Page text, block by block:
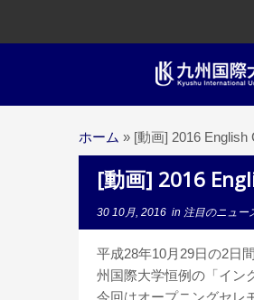
ホーム » [動画] 2016
[動画] 2016
30 10月, 2016 in 注目のニュー
平成28年10月29日の2日
州国際大学恒例の「イン
今回はオープニングセレ